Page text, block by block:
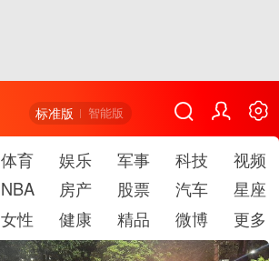
标准版 智能版
体育 娱乐 军事 科技
视频
NBA 房产 股票 汽车
星座
女性 健康 精品 微博 更多